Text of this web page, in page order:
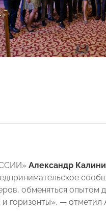
Александр
обменяться опытом
горизонты», — отметил